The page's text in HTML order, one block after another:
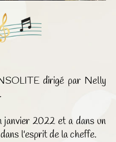
dirigé par Nelly
janvier 2022 et a dans un
l'esprit de la cheffe.